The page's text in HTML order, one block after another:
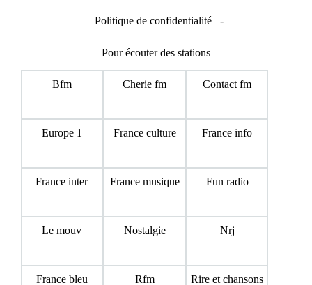
Politique de confidentialité -
Pour écouter des stations
Bfm Cherie fm Contact fm
Europe 1 France culture France info
France inter France musique Fun radio
Le mouv Nostalgie Nrj
France bleu Rfm Rire et chansons